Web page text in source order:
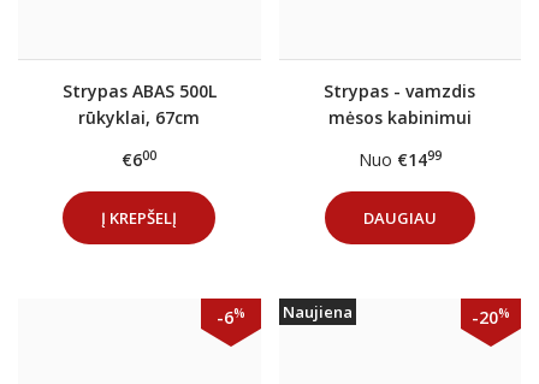
Strypas ABAS 500L
rūkyklai, 67cm
€600
Į KREPŠELĮ
Strypas - vamzdis
mėsos kabinimui
Nuo €1499
DAUGIAU
-6% Naujiena -20%